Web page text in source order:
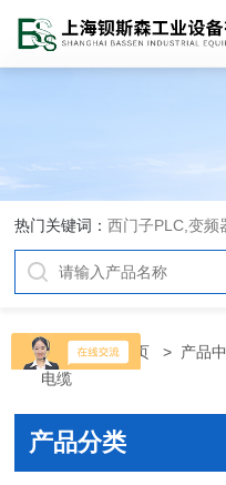
热门关键词：西门子PLC,变频
当前位置：首页 > 产品
电缆
产品分类